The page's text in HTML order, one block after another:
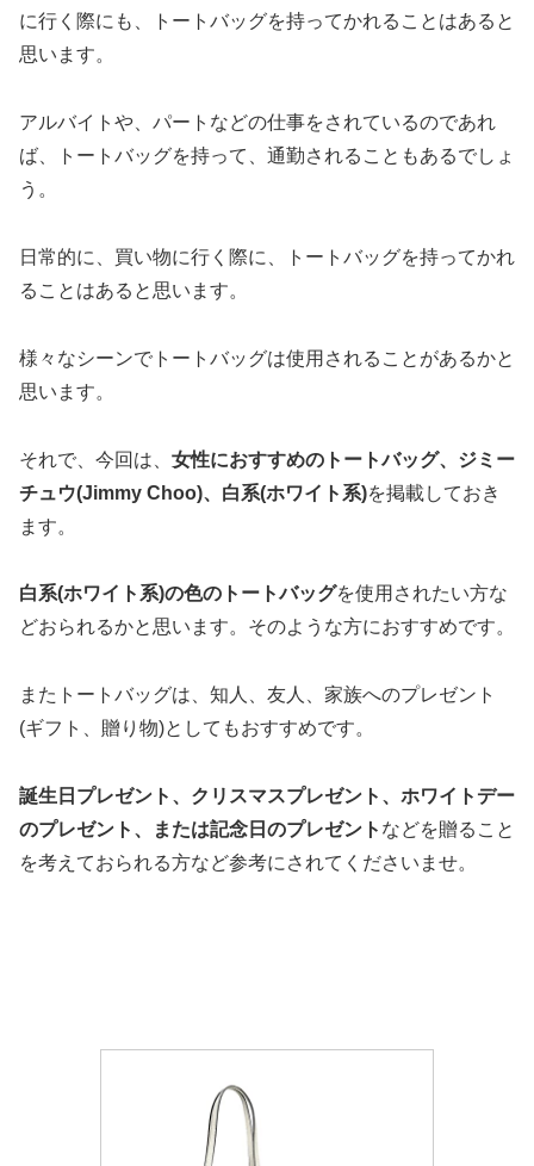
に行く際にも、トートバッグを持ってかれることはあると
思います。
アルバイトや、パートなどの仕事をされているのであれ
ば、トートバッグを持って、通勤されることもあるでしょ
う。
日常的に、買い物に行く際に、トートバッグを持ってかれ
ることはあると思います。
様々なシーンでトートバッグは使用されることがあるかと
思います。
それで、今回は、 女性におすすめのトートバッグ、ジミー
チュウ(Jimmy Choo)、白系(ホワイト系)を掲載しておき
ます。
白系(ホワイト系)の色のトートバッグを使用されたい方な
どおられるかと思います。そのような方におすすめです。
またトートバッグは、知人、友人、家族へのプレゼント
(ギフト、贈り物)としてもおすすめです。
誕生日プレゼント、クリスマスプレゼント、ホワイトデー
のプレゼント、または記念日のプレゼント などを贈ること
を考えておられる方など参考にされてくださいませ。